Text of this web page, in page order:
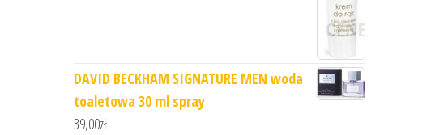
DAVID BECKHAM SIGNATURE MEN woda
toaletowa 30 ml spray
39,00zł